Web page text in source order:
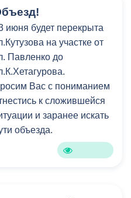
июня будет перекрыта
на участке от
Павленко до
Вас с пониманием
к сложившейся
и заранее искать
объезда.